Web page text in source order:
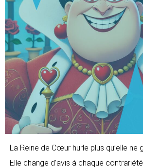
La Reine de Cœur hurle plus qu’elle ne
Elle change d’avis à chaque